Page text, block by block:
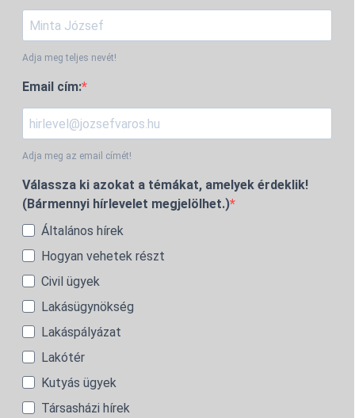
Adja meg teljes nevét!
Email cím:
Adja meg az email címét!
Válassza ki azokat a témákat, amelyek érdeklik!
(Bármennyi hírlevelet megjelölhet.)
Általános hírek
Hogyan vehetek részt
Civil ügyek
Lakásügynökség
Lakáspályázat
Lakótér
Kutyás ügyek
Társasházi hírek